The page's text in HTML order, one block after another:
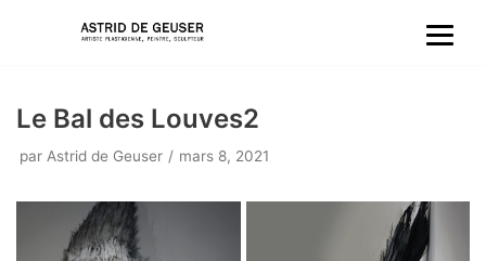
contenu
Le Bal des Louves2
par Astrid de Geuser mars 8, 2021